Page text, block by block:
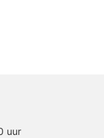
uur